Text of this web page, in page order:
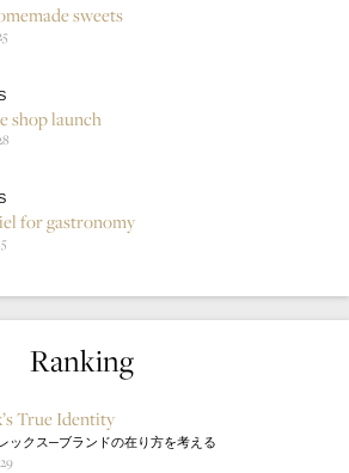
sweets
shop launch
for gastronomy
Ranking
True Identity
ックス─ブランドの在り方を考える